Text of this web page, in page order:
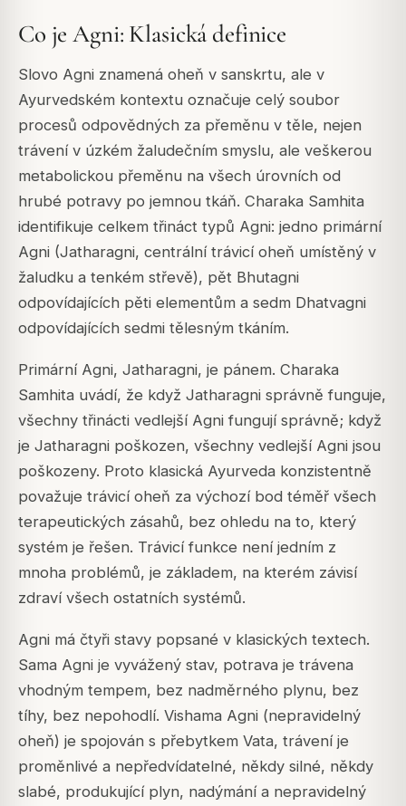
Co je Agni: Klasická definice
Slovo Agni znamená oheň v sanskrtu, ale v
Ayurvedském kontextu označuje celý soubor
procesů odpovědných za přeměnu v těle, nejen
trávení v úzkém žaludečním smyslu, ale veškerou
metabolickou přeměnu na všech úrovních od
hrubé potravy po jemnou tkáň. Charaka Samhita
identifikuje celkem třináct typů Agni: jedno primární
Agni (Jatharagni, centrální trávicí oheň umístěný v
žaludku a tenkém střevě), pět Bhutagni
odpovídajících pěti elementům a sedm Dhatvagni
odpovídajících sedmi tělesným tkáním.
Primární Agni, Jatharagni, je pánem. Charaka
Samhita uvádí, že když Jatharagni správně funguje,
všechny třinácti vedlejší Agni fungují správně; když
je Jatharagni poškozen, všechny vedlejší Agni jsou
poškozeny. Proto klasická Ayurveda konzistentně
považuje trávicí oheň za výchozí bod téměř všech
terapeutických zásahů, bez ohledu na to, který
systém je řešen. Trávicí funkce není jedním z
mnoha problémů, je základem, na kterém závisí
zdraví všech ostatních systémů.
Agni má čtyři stavy popsané v klasických textech.
Sama Agni je vyvážený stav, potrava je trávena
vhodným tempem, bez nadměrného plynu, bez
tíhy, bez nepohodlí. Vishama Agni (nepravidelný
oheň) je spojován s přebytkem Vata, trávení je
proměnlivé a nepředvídatelné, někdy silné, někdy
slabé, produkující plyn, nadýmání a nepravidelný